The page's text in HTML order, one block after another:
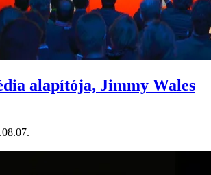
alapítója, Jimmy Wales